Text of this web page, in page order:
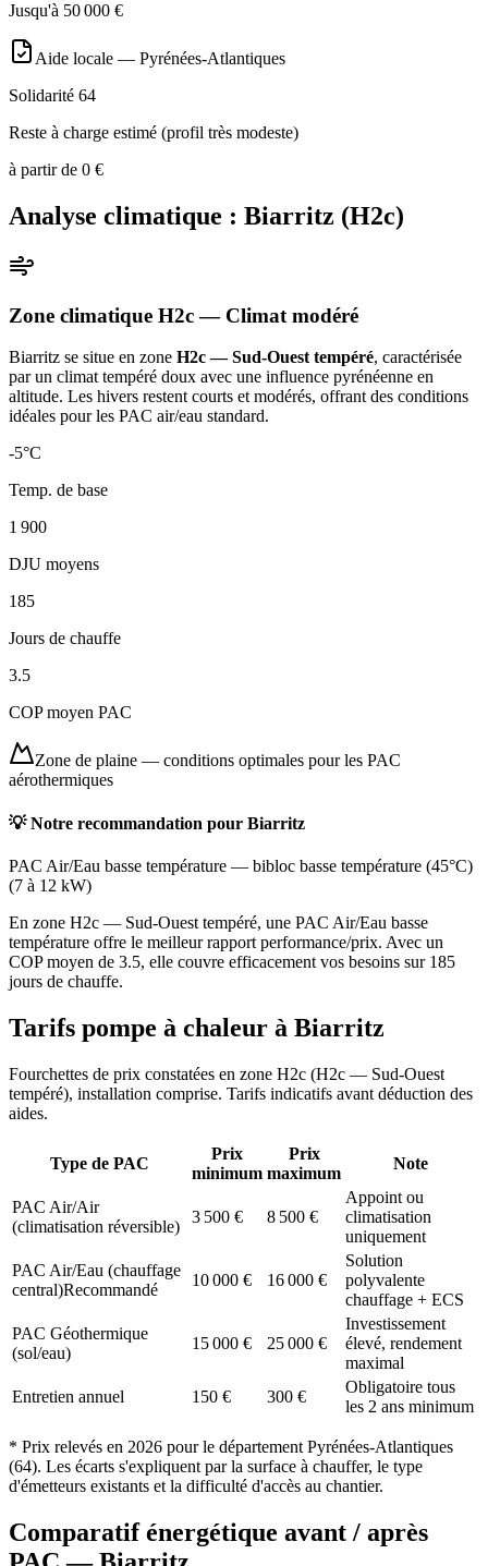
Jusqu'à 50 000 €
Aide locale — Pyrénées-Atlantiques
Solidarité 64
Reste à charge estimé (profil très modeste)
à partir de 0 €
Analyse climatique : Biarritz (H2c)
Zone climatique H2c— Climat modéré
Biarritz se situe en zone H2c — Sud-Ouest tempéré, caractérisée
par un climat tempéré doux avec une influence pyrénéenne en
altitude. Les hivers restent courts et modérés, offrant des conditions
idéales pour les PAC air/eau standard.
-5°C
Temp. de base
1 900
DJU moyens
185
Jours de chauffe
3.5
COP moyen PAC
Zone de plaine — conditions optimales pour les PAC
aérothermiques
💡 Notre recommandation pour Biarritz
PAC Air/Eau basse température — bibloc basse température (45°C)
(7 à 12 kW)
En zone H2c — Sud-Ouest tempéré, une PAC Air/Eau basse
température offre le meilleur rapport performance/prix. Avec un
COP moyen de 3.5, elle couvre efficacement vos besoins sur 185
jours de chauffe.
Tarifs pompe à chaleur à Biarritz
Fourchettes de prix constatées en zone H2c (H2c — Sud-Ouest
tempéré), installation comprise. Tarifs indicatifs avant déduction des
aides.
Type de PAC
Prix
minimum
Prix
maximum
Note
PAC Air/Air
(climatisation réversible)
3 500 € 8 500 €
Appoint ou
climatisation
uniquement
PAC Air/Eau (chauffage
central)Recommandé
10 000 € 16 000 €
Solution
polyvalente
chauffage + ECS
PAC Géothermique
(sol/eau)
15 000 € 25 000 €
Investissement
élevé, rendement
maximal
Entretien annuel
150 € 300 €
Obligatoire tous
les 2 ans minimum
* Prix relevés en 2026 pour le département Pyrénées-Atlantiques
(64). Les écarts s'expliquent par la surface à chauffer, le type
d'émetteurs existants et la difficulté d'accès au chantier.
Comparatif énergétique avant / après